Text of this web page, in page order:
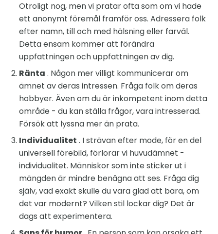
Otroligt nog, men vi pratar ofta som om vi hade
ett anonymt föremål framför oss. Adressera folk
efter namn, till och med hälsning eller farväl.
Detta ensam kommer att förändra
uppfattningen och uppfattningen av dig.
Ränta . Någon mer villigt kommunicerar om
ämnet av deras intressen. Fråga folk om deras
hobbyer. Även om du är inkompetent inom detta
område - du kan ställa frågor, vara intresserad.
Försök att lyssna mer än prata.
Individualitet . I strävan efter mode, för en del
universell förebild, förlorar vi huvudämnet -
individualitet. Människor som inte sticker ut i
mängden är mindre benägna att ses. Fråga dig
själv, vad exakt skulle du vara glad att bära, om
det var modernt? Vilken stil lockar dig? Det är
dags att experimentera.